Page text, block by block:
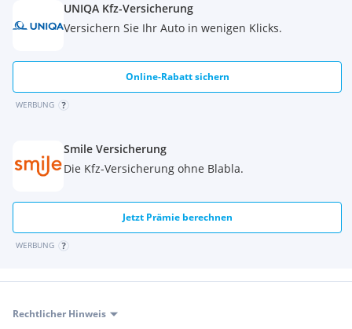
UNIQA Kfz-Versicherung
Versichern Sie Ihr Auto in wenigen Klicks.
Online-Rabatt sichern
WERBUNG
Smile Versicherung
Die Kfz-Versicherung ohne Blabla.
Jetzt Prämie berechnen
WERBUNG
Rechtlicher Hinweis